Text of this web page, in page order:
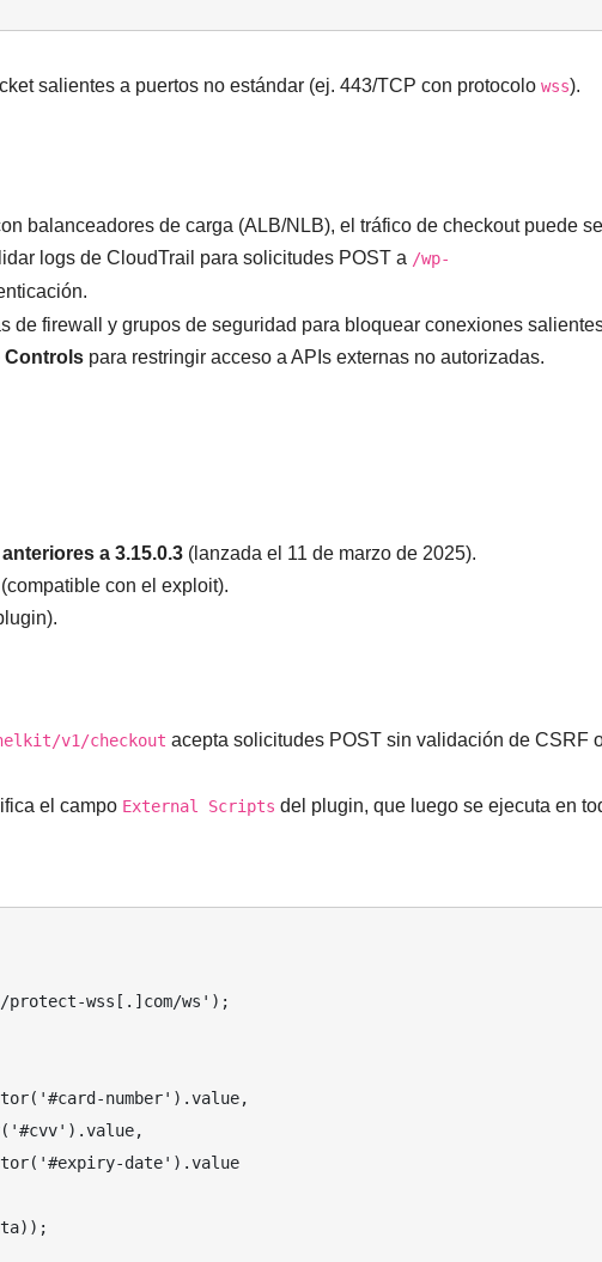
salientes a puertos no estándar (ej. 443/TCP con protocolo wss).
balanceadores de carga (ALB/NLB), el tráfico de checkout puede
logs de CloudTrail para solicitudes POST a /wp-
de firewall y grupos de seguridad para bloquear conexiones
Controls para restringir acceso a APIs externas no autorizadas.
anteriores a 3.15.0.3 (lanzada el 11 de marzo de 2025).
con el exploit).
v1/checkout acepta solicitudes POST sin validación de CSRF
el campo External Scripts del plugin, que luego se ejecuta en